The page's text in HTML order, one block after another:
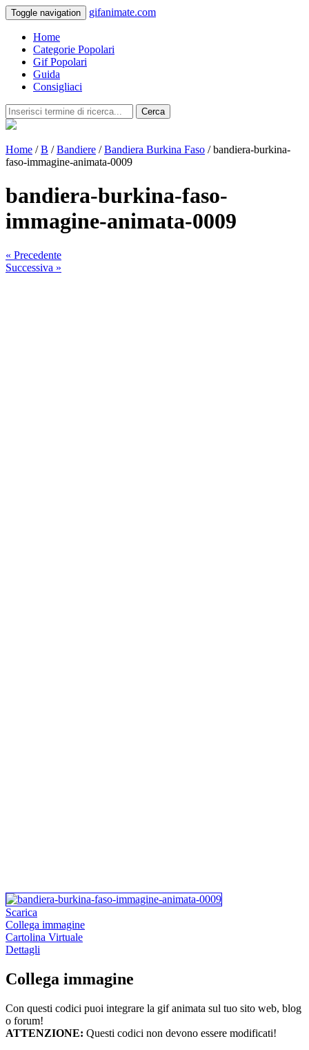
Toggle navigation gifanimate.com
Home
Categorie Popolari
Gif Popolari
Guida
Consigliaci
Cerca
Home /B /Bandiere /Bandiera Burkina Faso / bandiera-burkina-
faso-immagine-animata-0009
bandiera-burkina-faso-
immagine-animata-0009
« Precedente
Successiva »
Scarica
Collega immagine
Cartolina Virtuale
Dettagli
Collega immagine
Con questi codici puoi integrare la gif animata sul tuo sito web, blog
o forum!
ATTENZIONE: Questi codici non devono essere modificati!